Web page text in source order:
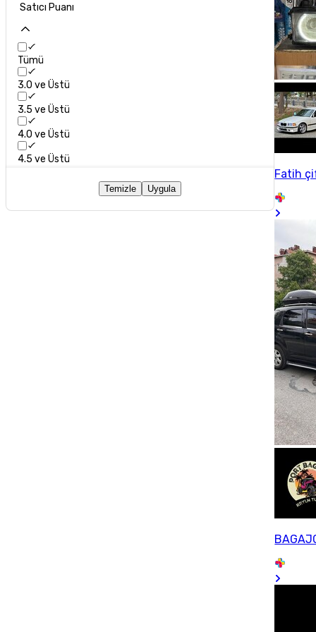
Satıcı Puanı
Tümü
3.0 ve Üstü
3.5 ve Üstü
4.0 ve Üstü
4.5 ve Üstü
Temizle Uygula
Fatih